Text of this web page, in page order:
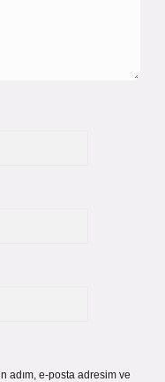
adım, e-posta adresim ve